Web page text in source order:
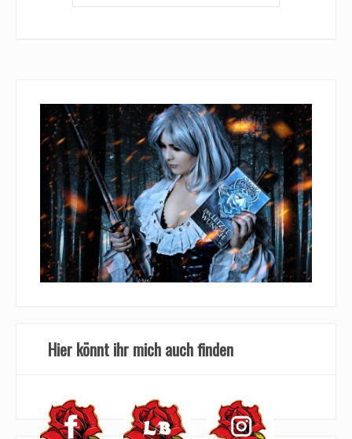
Hier könnt ihr mich auch finden